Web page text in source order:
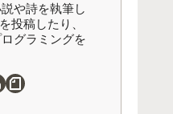
や詩を執筆し
投稿したり、
グラミングを